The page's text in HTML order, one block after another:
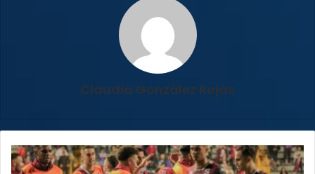
Claudia González Rojas
¡Remontada
morada!